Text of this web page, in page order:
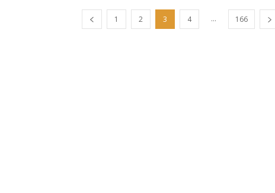
1 2 3 4 ... 166